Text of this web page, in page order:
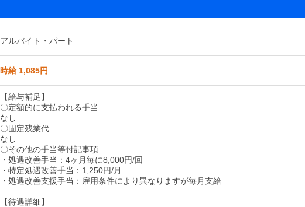
アルバイト・パート
時給 1,085円
【給与補足】
〇定額的に支払われる手当
なし
〇固定残業代
なし
〇その他の手当等付記事項
・処遇改善手当：4ヶ月毎に8,000円/回
・特定処遇改善手当：1,250円/月
・処遇改善支援手当：雇用条件により異なりますが毎月支給
【待遇詳細】